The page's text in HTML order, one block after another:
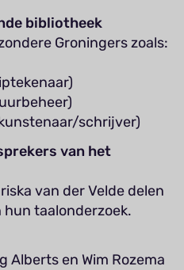
bibliotheek
Groningers zoals:
schrijver)
van het
van der Velde delen
taalonderzoek.
Alberts en Wim Rozema